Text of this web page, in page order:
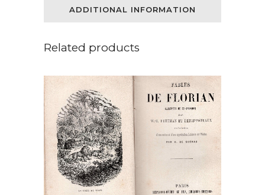
ADDITIONAL INFORMATION
Related products